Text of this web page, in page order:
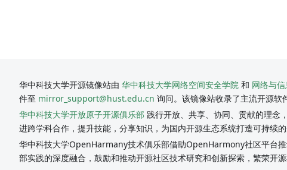
华中科技大学开源镜像站由 华中科技大学网络空间安全学院 和 网络与
件至 mirror_support@hust.edu.cn 询问。该镜像站收录了主流开源软
华中科技大学开放原子开源俱乐部 践行开放、共享、协同、贡献的理念
进跨学科合作，提升技能，分享知识，为国内开源生态系统打造可持续的
华中科技大学OpenHarmany技术俱乐部借助OpenHarmony社区平台
部实践的深度融合，鼓励和推动开源社区技术研究和创新探索，繁荣开源